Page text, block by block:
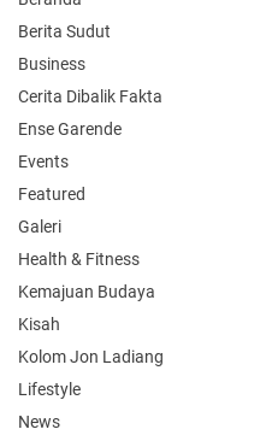
Berita Sudut
Business
Cerita Dibalik Fakta
Ense Garende
Events
Featured
Galeri
Health & Fitness
Kemajuan Budaya
Kisah
Kolom Jon Ladiang
Lifestyle
News